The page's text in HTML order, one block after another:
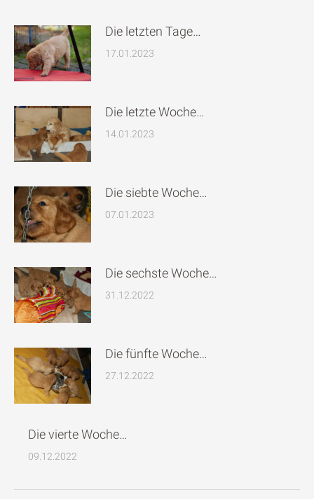
Die letzten Tage…
17.01.2023
Die letzte Woche…
14.01.2023
Die siebte Woche…
07.01.2023
Die sechste Woche…
31.12.2022
Die fünfte Woche…
27.12.2022
Die vierte Woche…
09.12.2022